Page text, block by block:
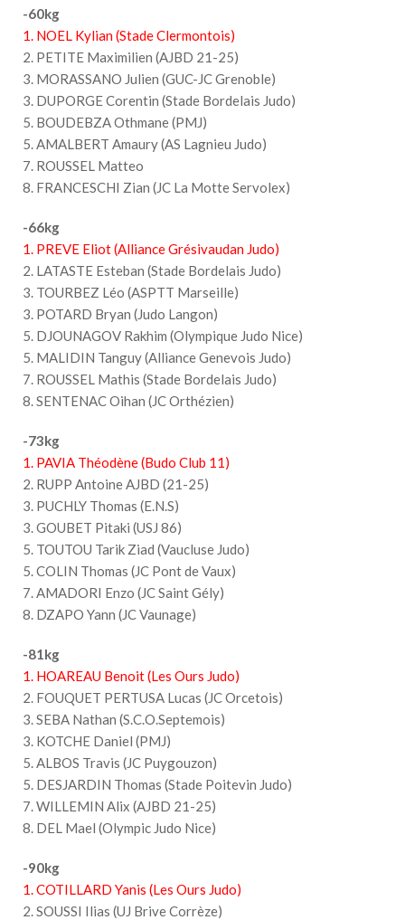
-60kg
1. NOEL Kylian (Stade Clermontois)
2. PETITE Maximilien (AJBD 21-25)
3. MORASSANO Julien (GUC-JC Grenoble)
3. DUPORGE Corentin (Stade Bordelais Judo)
5. BOUDEBZA Othmane (PMJ)
5. AMALBERT Amaury (AS Lagnieu Judo)
7. ROUSSEL Matteo
8. FRANCESCHI Zian (JC La Motte Servolex)
-66kg
1. PREVE Eliot (Alliance Grésivaudan Judo)
2. LATASTE Esteban (Stade Bordelais Judo)
3. TOURBEZ Léo (ASPTT Marseille)
3. POTARD Bryan (Judo Langon)
5. DJOUNAGOV Rakhim (Olympique Judo Nice)
5. MALIDIN Tanguy (Alliance Genevois Judo)
7. ROUSSEL Mathis (Stade Bordelais Judo)
8. SENTENAC Oihan (JC Orthézien)
-73kg
1. PAVIA Théodène (Budo Club 11)
2. RUPP Antoine AJBD (21-25)
3. PUCHLY Thomas (E.N.S)
3. GOUBET Pitaki (USJ 86)
5. TOUTOU Tarik Ziad (Vaucluse Judo)
5. COLIN Thomas (JC Pont de Vaux)
7. AMADORI Enzo (JC Saint Gély)
8. DZAPO Yann (JC Vaunage)
-81kg
1. HOAREAU Benoit (Les Ours Judo)
2. FOUQUET PERTUSA Lucas (JC Orcetois)
3. SEBA Nathan (S.C.O.Septemois)
3. KOTCHE Daniel (PMJ)
5. ALBOS Travis (JC Puygouzon)
5. DESJARDIN Thomas (Stade Poitevin Judo)
7. WILLEMIN Alix (AJBD 21-25)
8. DEL Mael (Olympic Judo Nice)
-90kg
1. COTILLARD Yanis (Les Ours Judo)
2. SOUSSI Ilias (UJ Brive Corrèze)